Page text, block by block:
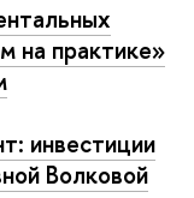
на практике»
инвестиции
Волковой